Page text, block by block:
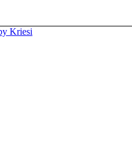
Kriesi